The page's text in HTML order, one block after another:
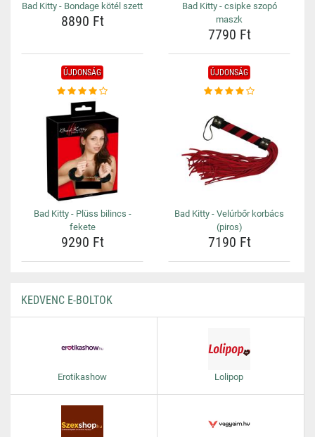
Bad Kitty - Bondage kötél szett
8890 Ft
Bad Kitty - csipke szopó
maszk
7790 Ft
ÚJDONSÁG
Bad Kitty - Plüss bilincs -
fekete
9290 Ft
ÚJDONSÁG
Bad Kitty - Velúrbőr korbács
(piros)
7190 Ft
KEDVENC E-BOLTOK
Erotikashow Lolipop